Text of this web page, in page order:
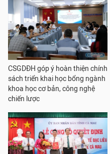
CSGDĐH góp ý hoàn thiện chính
sách triển khai học bổng ngành
khoa học cơ bản, công nghệ
chiến lược